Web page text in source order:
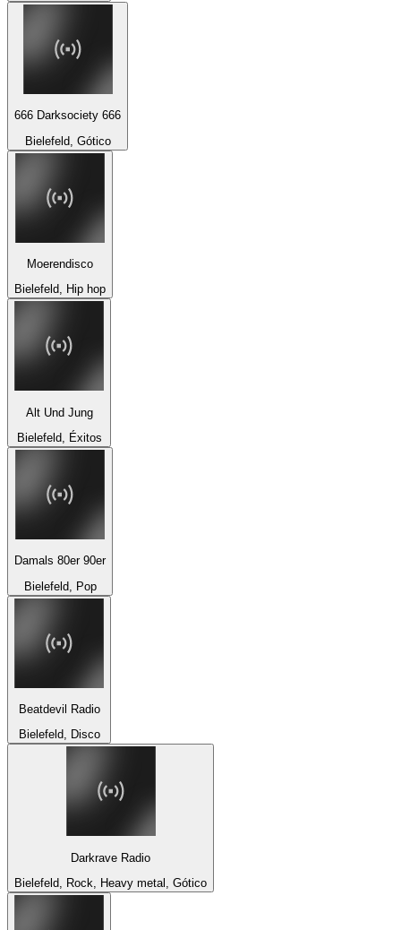
666 Darksociety 666
Bielefeld, Gótico
Moerendisco
Bielefeld, Hip hop
Alt Und Jung
Bielefeld, Éxitos
Damals 80er 90er
Bielefeld, Pop
Beatdevil Radio
Bielefeld, Disco
Darkrave Radio
Bielefeld, Rock, Heavy metal, Gótico